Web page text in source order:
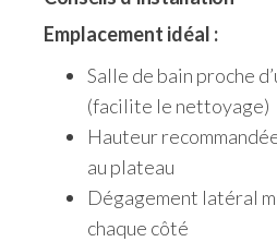
Emplacement idéal :
Salle de bain proche
(facilite le nettoyage)
Hauteur
au plateau
Dégagement latéral
chaque côté